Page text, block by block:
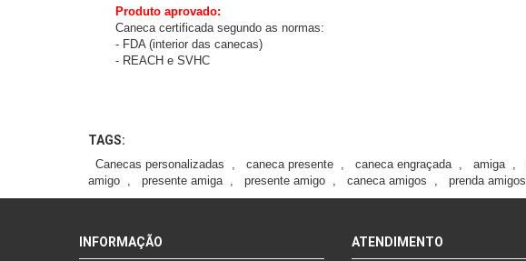
Produto aprovado:
Caneca certificada segundo as normas:
- FDA (interior das canecas)
- REACH e SVHC
TAGS:
Canecas personalizadas , caneca presente , caneca engraçada , amiga ,
amigo , presente amiga , presente amigo , caneca amigos , prenda amigos
INFORMAÇÃO ATENDIMENTO